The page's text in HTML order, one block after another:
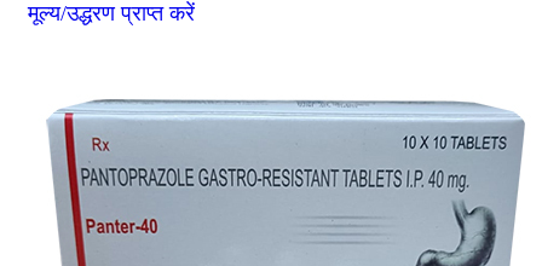
मूल्य/उद्धरण प्राप्त करें